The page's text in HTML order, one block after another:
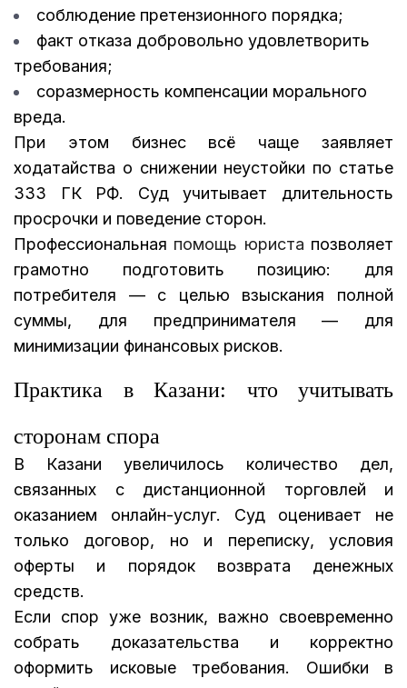
соблюдение претензионного порядка;
факт отказа добровольно удовлетворить
требования;
соразмерность компенсации морального
вреда.
При этом бизнес всё чаще заявляет
ходатайства о снижении неустойки по статье
333 ГК РФ. Суд учитывает длительность
просрочки и поведение сторон.
Профессиональная помощь юриста позволяет
грамотно подготовить позицию: для
потребителя — с целью взыскания полной
суммы, для предпринимателя — для
минимизации финансовых рисков.
Практика в Казани: что учитывать
сторонам спора
В Казани увеличилось количество дел,
связанных с дистанционной торговлей и
оказанием онлайн-услуг. Суд оценивает не
только договор, но и переписку, условия
оферты и порядок возврата денежных
средств.
Если спор уже возник, важно своевременно
собрать доказательства и корректно
оформить исковые требования. Ошибки в